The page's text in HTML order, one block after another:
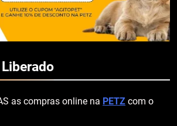
as compras online na PETZ com o